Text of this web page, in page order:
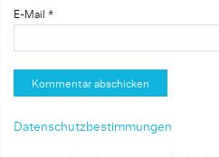
E-Mail *
Datenschutzbestimmungen